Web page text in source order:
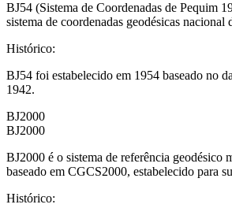
BJ54 (Sistema de Coordenadas de Pequim
sistema de coordenadas geodésicas nacional
Histórico:
BJ54 foi estabelecido em 1954 baseado no
1942.
BJ2000
BJ2000
BJ2000 é o sistema de referência geodésico
baseado em CGCS2000, estabelecido para
Histórico: